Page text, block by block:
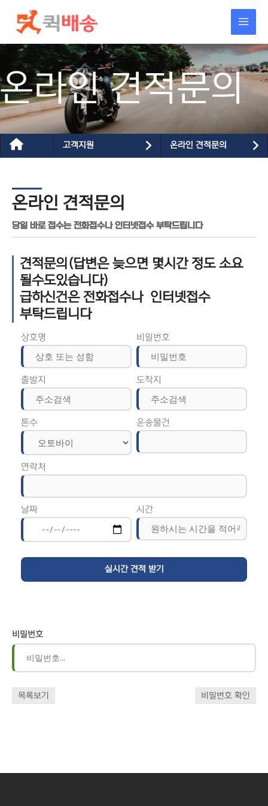
건너뛰기
온라인 견적문의
고객지원 온라인 견적문의
온라인 견적문의
당일 바로 접수는 전화접수나 인터넷접수 부탁드립니다
견적문의(답변은 늦으면 몇시간 정도 소요
될수도있습니다)
급하신건은 전화접수나 인터넷접수
부탁드립니다
상호명 비밀번호
출발지 도착지
톤수 운송물건
연락처
날짜 시간
비밀번호
목록보기 비밀번호 확인